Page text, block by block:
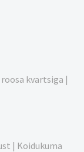
kvartsiga |
| Koidukuma